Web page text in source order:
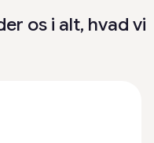
os i alt, hvad vi